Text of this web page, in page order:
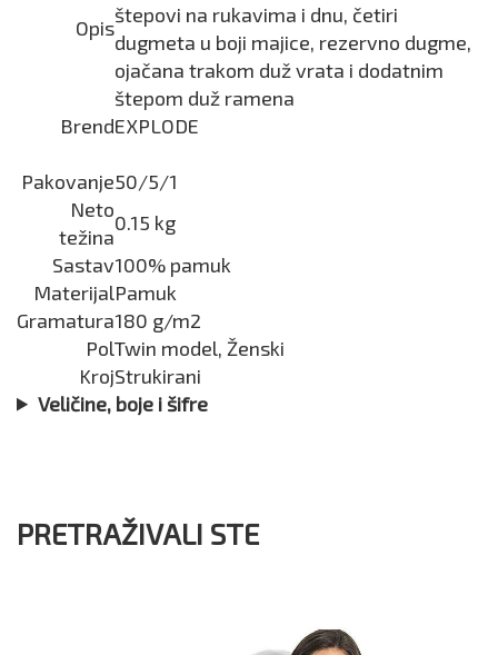
Opis
štepovi na rukavima i dnu, četiri
dugmeta u boji majice, rezervno dugme,
ojačana trakom duž vrata i dodatnim
štepom duž ramena
BrendEXPLODE
Pakovanje50/5/1
Neto
težina
0.15 kg
Sastav100% pamuk
MaterijalPamuk
Gramatura180 g/m2
PolTwin model, Ženski
KrojStrukirani
Veličine, boje i šifre
PRETRAŽIVALI STE